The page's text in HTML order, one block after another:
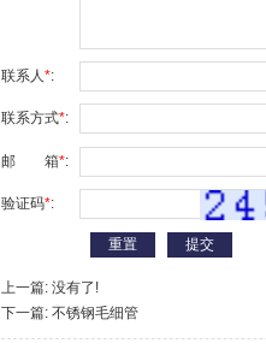
联系人*:
联系方式*:
邮 箱*:
验证码*:
上一篇: 没有了!
下一篇:不锈钢毛细管